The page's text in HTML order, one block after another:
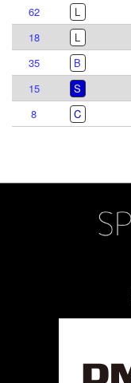
62
L
18
L
35
B
15
S
8
C